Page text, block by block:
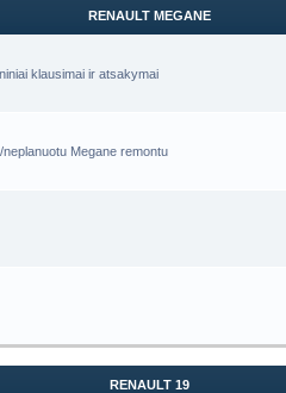
RENAULT MEGANE
klausimai ir atsakymai
Megane remontu
RENAULT 19